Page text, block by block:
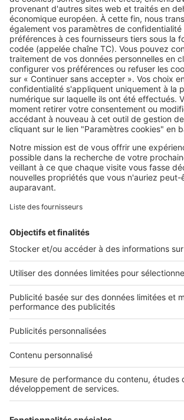
Travaux le
votre voisin a le
non
SeLoger c'est aussi
Retrouvez-nous sur ...
L'ENTREPRISE
Qui sommes-nous ?
Nous contacter
Nous recrutons
NOS APPLICATIONS
Découvrez nos applications